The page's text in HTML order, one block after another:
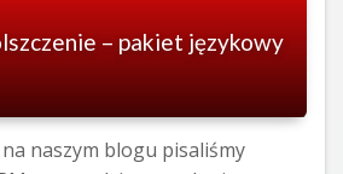
– pakiet językowy
naszym blogu pisaliśmy